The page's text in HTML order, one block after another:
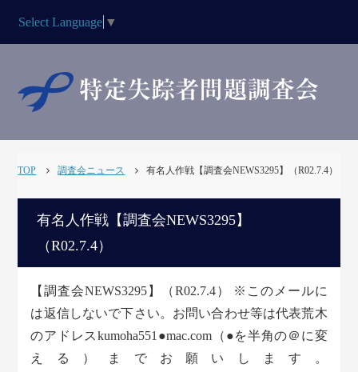
Select Language ▼
TOP 調査会ニュース 有名人作戦【調査会NEWS3295】（R02.7.4）
有名人作戦【調査会NEWS3295】
（R02.7.4）
【調査会NEWS3295】（R02.7.4） ※このメールに
は返信しないで下さい。お問い合わせ等は代表荒木
のアドレスkumoha551●mac.com（●を半角の＠に変
える）までお願いします。